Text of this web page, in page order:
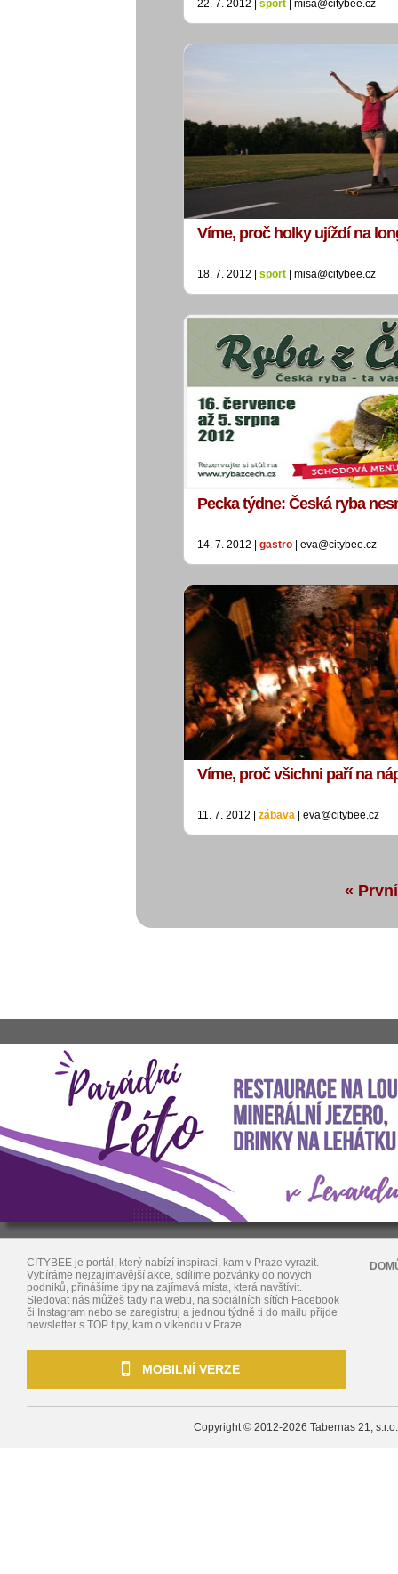
22. 7. 2012 | sport | misa@citybee.cz
Víme, proč holky ujíždí na
18. 7. 2012 | sport | misa@citybee.cz
Pecka týdne: Česká ryba
14. 7. 2012 | gastro | eva@citybee.cz
Víme, proč všichni paří na
11. 7. 2012 | zábava | eva@citybee.cz
« První
CITYBEE je portál, který nabízí inspiraci, kam v Praze vyrazit.
Vybíráme nejzajímavější akce, sdílíme pozvánky do nových
podniků, přinášíme tipy na zajímavá místa, která navštívit.
Sledovat nás můžeš tady na webu, na sociálních sítích Facebook
či Instagram nebo se zaregistruj a jednou týdně ti do mailu přijde
newsletter s TOP tipy, kam o víkendu v Praze.
MOBILNÍ VERZE
Copyright © 2012-2026 Tabernas 21, s.r.o.